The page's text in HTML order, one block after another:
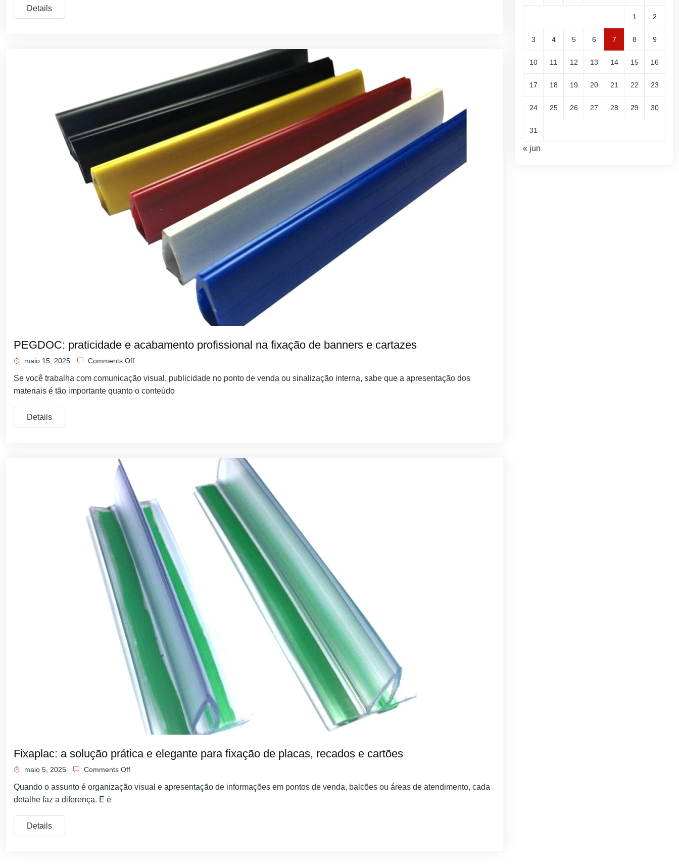
Details
PEGDOC: praticidade e acabamento profissional na fixação de banners e cartazes
maio 15, 2025 Comments Off
Se você trabalha com comunicação visual, publicidade no ponto de venda ou sinalização interna, sabe que a apresentação dos
materiais é tão importante quanto o conteúdo
Details
Fixaplac: a solução prática e elegante para fixação de placas, recados e cartões
maio 5, 2025 Comments Off
Quando o assunto é organização visual e apresentação de informações em pontos de venda, balcões ou áreas de atendimento, cada
detalhe faz a diferença. E é
Details
1 2
3 4 5 6 7 8 9
10 11 12 13 14 15 16
17 18 19 20 21 22 23
24 25 26 27 28 29 30
31
« jun